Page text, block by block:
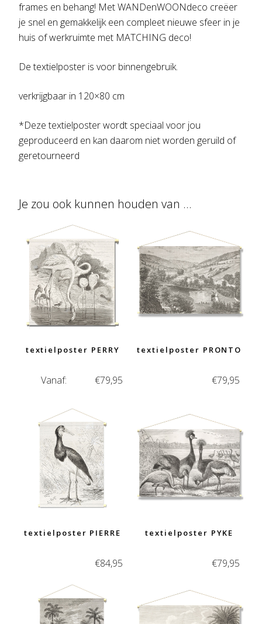
frames en behang! Met WANDenWOONdeco creëer
je snel en gemakkelijk een compleet nieuwe sfeer in je
huis of werkruimte met MATCHING deco!
De textielposter is voor binnengebruik.
verkrijgbaar in 120×80 cm
*Deze textielposter wordt speciaal voor jou
geproduceerd en kan daarom niet worden geruild of
geretourneerd
Je zou ook kunnen houden van …
textielposter PERRY
Vanaf: €79,95
textielposter PRONTO
€79,95
textielposter PIERRE
€84,95
textielposter PYKE
€79,95